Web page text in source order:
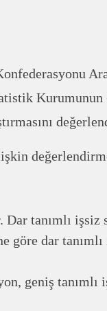
Kurumunun
tanımlı işsiz
dar
geniş